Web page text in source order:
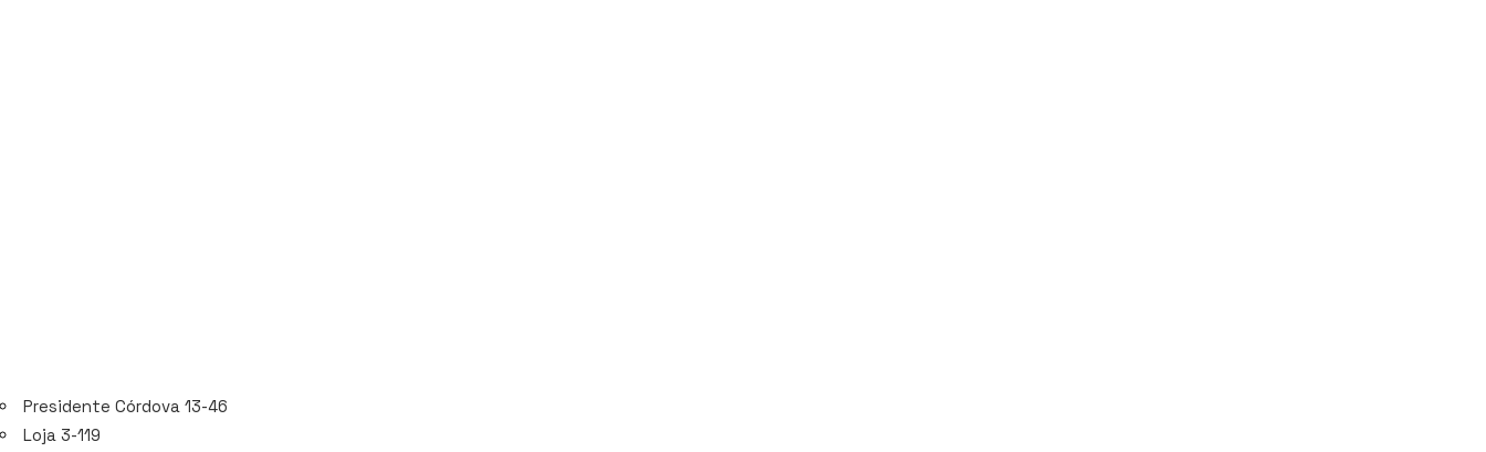
Presidente Córdova 13-46
Loja 3-119